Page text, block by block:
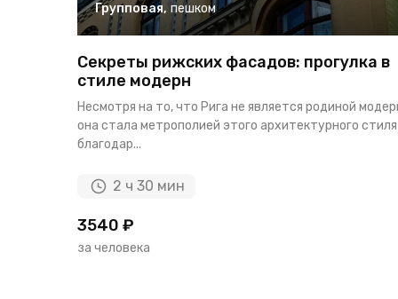
Групповая, пешком
Секреты рижских фасадов: прогулка в
стиле модерн
Несмотря на то, что Рига не является родиной
она стала метрополией этого архитектурного стиля
благодар...
2 ч 30 мин
3540 ₽
за человека